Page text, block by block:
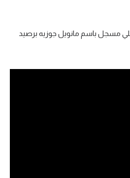
مسجل باسم مانويل جوزيه برصيد